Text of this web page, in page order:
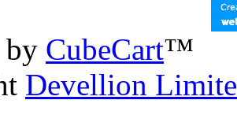
by CubeCart™
Devellion